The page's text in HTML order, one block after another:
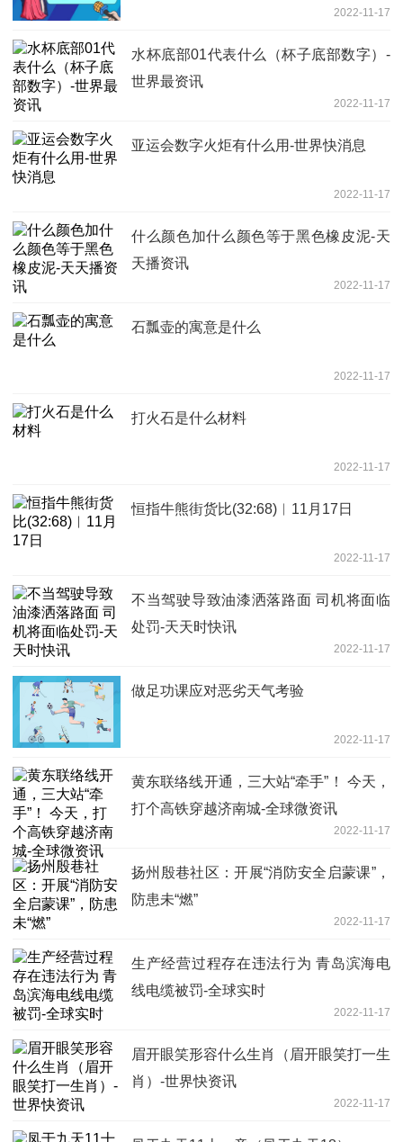
2022-11-17
水杯底部01代表什么（杯子底部数字）-
世界最资讯
2022-11-17
亚运会数字火炬有什么用-世界快消息
2022-11-17
什么颜色加什么颜色等于黑色橡皮泥-天
天播资讯
2022-11-17
石瓢壶的寓意是什么
2022-11-17
打火石是什么材料
2022-11-17
恒指牛熊街货比(32:68)︱11月17日
2022-11-17
不当驾驶导致油漆洒落路面 司机将面临
处罚-天天时快讯
2022-11-17
做足功课应对恶劣天气考验
2022-11-17
黄东联络线开通，三大站“牵手”！ 今天，
打个高铁穿越济南城-全球微资讯
2022-11-17
扬州殷巷社区：开展“消防安全启蒙课”，
防患未“燃”
2022-11-17
生产经营过程存在违法行为 青岛滨海电
线电缆被罚-全球实时
2022-11-17
眉开眼笑形容什么生肖（眉开眼笑打一生
肖）-世界快资讯
2022-11-17